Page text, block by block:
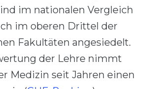
im nationalen Vergleich
im oberen Drittel der
Fakultäten angesiedelt.
der Lehre nimmt
Medizin seit Jahren einen